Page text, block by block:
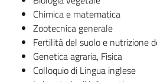
Chimica e matematica
Zootecnica generale
Fertilità del suolo e nutrizione
Genetica agraria, Fisica
Colloquio di Lingua inglese